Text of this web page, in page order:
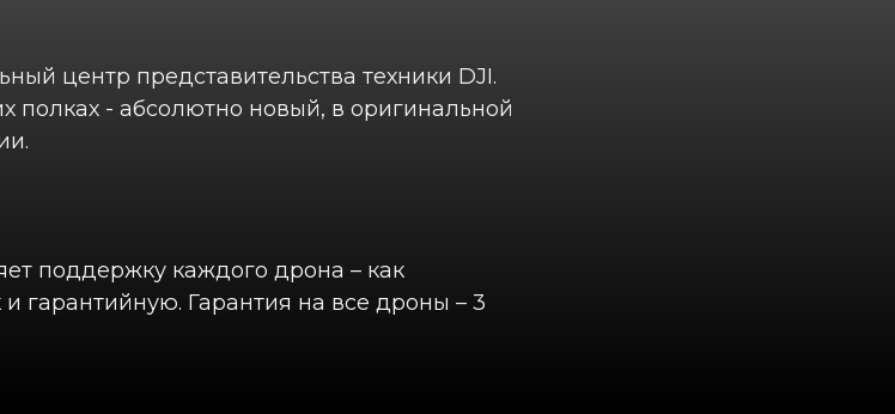
центр представительства техники DJI.
- абсолютно новый, в оригинальной
поддержку каждого дрона – как
гарантийную. Гарантия на все дроны – 3